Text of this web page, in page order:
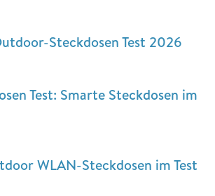
Steckdosen Test 2026
Test: Smarte Steckdosen im
WLAN-Steckdosen im Test